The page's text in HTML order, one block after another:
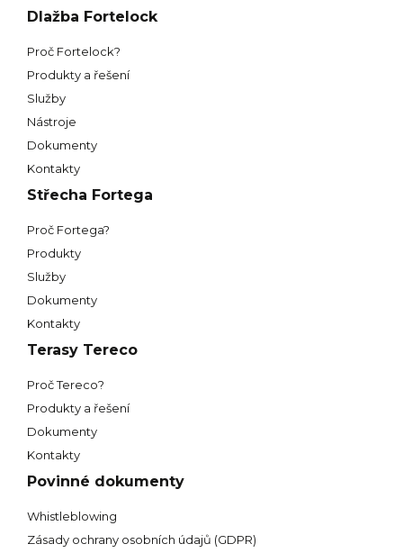
Dlažba Fortelock
Proč Fortelock?
Produkty a řešení
Služby
Nástroje
Dokumenty
Kontakty
Střecha Fortega
Proč Fortega?
Produkty
Služby
Dokumenty
Kontakty
Terasy Tereco
Proč Tereco?
Produkty a řešení
Dokumenty
Kontakty
Povinné dokumenty
Whistleblowing
Zásady ochrany osobních údajů (GDPR)